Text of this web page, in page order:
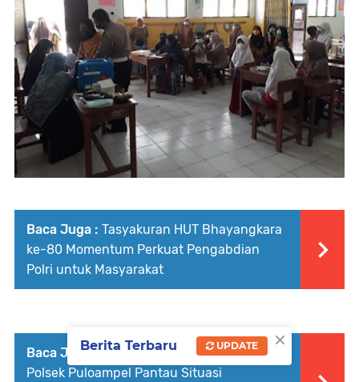
Baca Juga : Tasyakuran HUT Bhayangkara
ke-80 Momentum Perkuat Pengabdian
Polri untuk Masyarakat
Baca Juga : Sambang Lewat DDS, Personil
Polsek Puloampel Pantau Situasi
×
Berita Terbaru UPDATE